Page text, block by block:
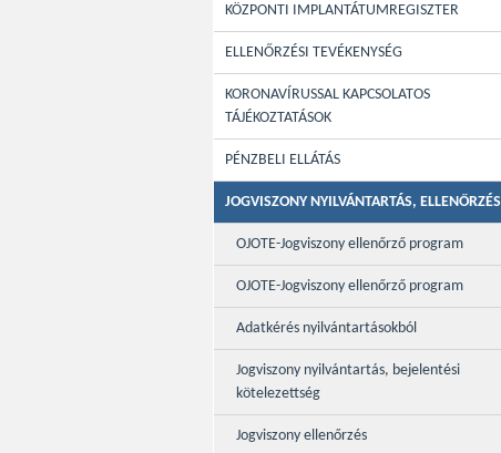
KÖZPONTI IMPLANTÁTUMREGISZTER
ELLENŐRZÉSI TEVÉKENYSÉG
KORONAVÍRUSSAL KAPCSOLATOS
TÁJÉKOZTATÁSOK
PÉNZBELI ELLÁTÁS
JOGVISZONY NYILVÁNTARTÁS, ELLENŐRZÉS
OJOTE-Jogviszony ellenőrző program
OJOTE-Jogviszony ellenőrző program
Adatkérés nyilvántartásokból
Jogviszony nyilvántartás, bejelentési
kötelezettség
Jogviszony ellenőrzés